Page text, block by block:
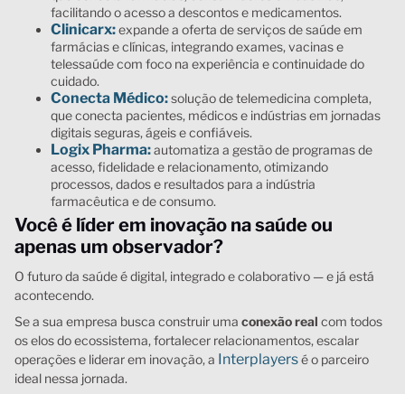
facilitando o acesso a descontos e medicamentos.
Clinicarx:expande a oferta de serviços de saúde em
farmácias e clínicas, integrando exames, vacinas e
telessaúde com foco na experiência e continuidade do
cuidado.
Conecta Médico:solução de telemedicina completa,
que conecta pacientes, médicos e indústrias em jornadas
digitais seguras, ágeis e confiáveis.
Logix Pharma:automatiza a gestão de programas de
acesso, fidelidade e relacionamento, otimizando
processos, dados e resultados para a indústria
farmacêutica e de consumo.
Você é líder em inovação na saúde ou
apenas um observador?
O futuro da saúde é digital, integrado e colaborativo — e já está
acontecendo.
Se a sua empresa busca construir uma conexão real com todos
os elos do ecossistema, fortalecer relacionamentos, escalar
operações e liderar em inovação, a Interplayersé o parceiro
ideal nessa jornada.